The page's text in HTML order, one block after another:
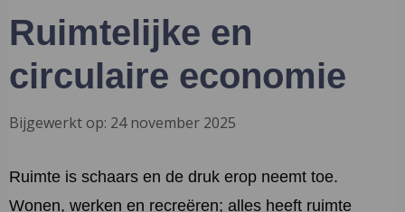
Ruimtelijke en
circulaire economie
Bijgewerkt op: 24 november 2025
Ruimte is schaars en de druk erop neemt toe.
Wonen, werken en recreëren; alles heeft ruimte